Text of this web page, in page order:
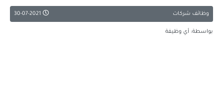
وظائف شركات
بواسطة: أي وظيفة